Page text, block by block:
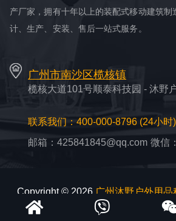
产厂家，拥有十年以上的装配式移动建筑制
计、生产、安装、售后一站式服务。
广州市南沙区榄核镇
榄核大道101号顺泰科技园 - 沐野
联系我们：400-000-8796 (24小时)
邮箱：425841845@qq.com 微信
Copyright © 2026 广州沐野户外用
粤ICP备